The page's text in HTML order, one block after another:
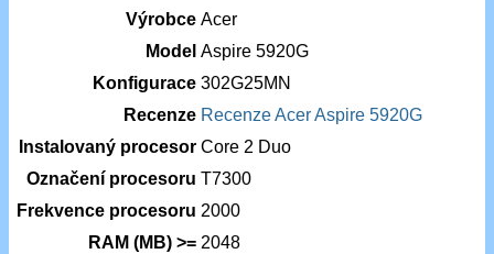
Výrobce Acer
Model Aspire 5920G
Konfigurace 302G25MN
Recenze Recenze Acer Aspire 5920G
Instalovaný procesor Core 2 Duo
Označení procesoru T7300
Frekvence procesoru 2000
RAM (MB) >= 2048